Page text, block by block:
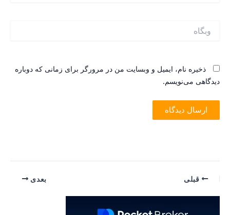
ذخیره نام، ایمیل و وبسایت من در مرورگر برای زمانی که دوباره
می‌نویسم.
قبلی بعدی